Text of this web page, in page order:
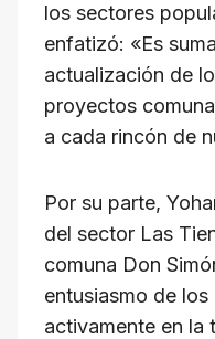
los sectores
enfatizó: «Es
actualización de
proyectos
a cada rincón de
Por su parte,
del sector Las
comuna Don
entusiasmo de
activamente en la